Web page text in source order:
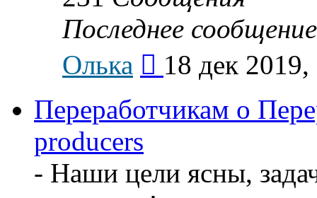
Последнее сообщение
Олька
последнему
18 дек
Переработчикам о
producers
- Наши цели ясны,